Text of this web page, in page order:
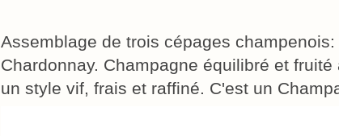
Assemblage de trois cépages
Chardonnay. Champagne équilibré et
un style vif, frais et raffiné. C'est un